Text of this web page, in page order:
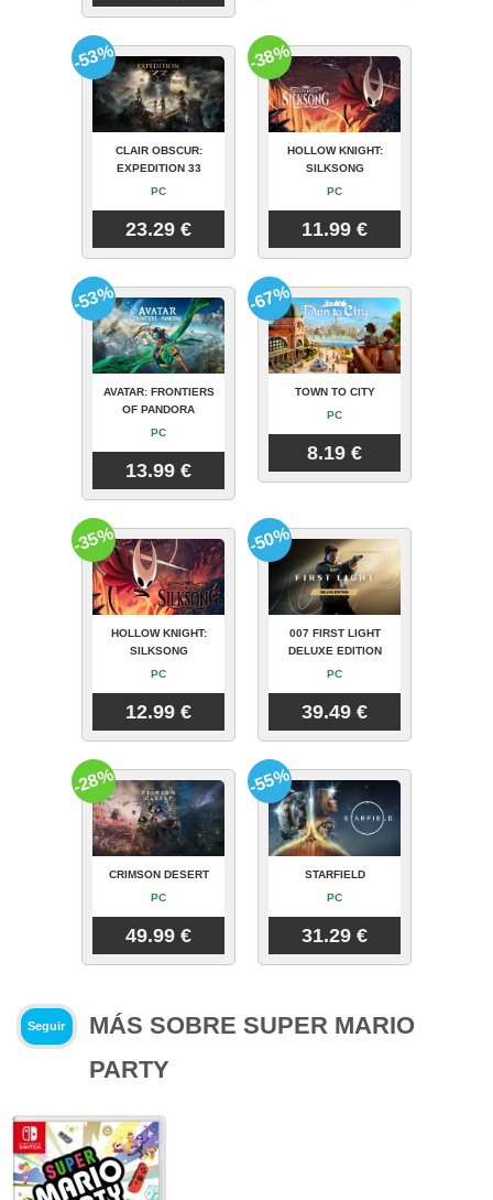
CLAIR OBSCUR:
EXPEDITION 33
PC
23.29 €
-53%
HOLLOW KNIGHT:
SILKSONG
PC
11.99 €
-38%
AVATAR: FRONTIERS
OF PANDORA
PC
13.99 €
-53%
TOWN TO CITY
PC
8.19 €
-67%
HOLLOW KNIGHT:
SILKSONG
PC
12.99 €
-35%
007 FIRST LIGHT
DELUXE EDITION
PC
39.49 €
-50%
CRIMSON DESERT
PC
49.99 €
-28%
STARFIELD
PC
31.29 €
-55%
Seguir
MÁS SOBRE SUPER MARIO
PARTY